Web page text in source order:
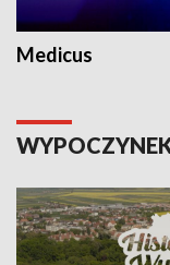
Medicus